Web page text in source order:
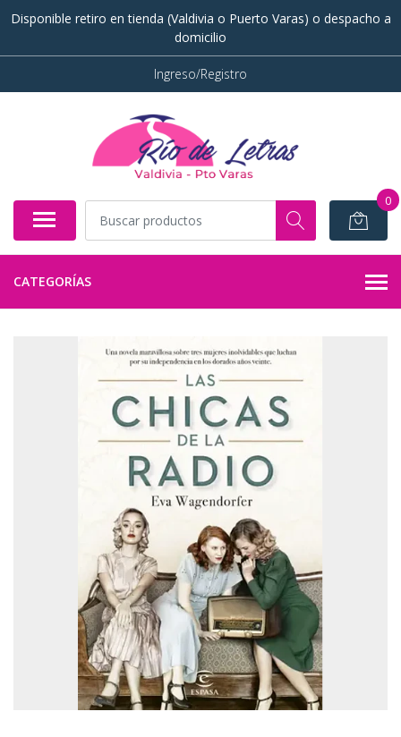
Disponible retiro en tienda (Valdivia o Puerto Varas) o despacho a
domicilio
Ingreso/Registro
0
CATEGORÍAS